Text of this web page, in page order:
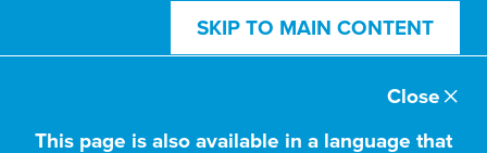
SKIP TO MAIN CONTENT
This page is also available in a language that
Close